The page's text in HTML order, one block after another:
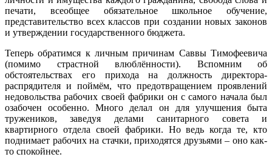
печати, всеобщее обязательное школьное обучение,
представительство всех классов при создании новых законов
и утверждении государственного бюджета.
Теперь обратимся к личным причинам Саввы Тимофеевича
(помимо страстной влюблённости). Вспомним об
обстоятельствах его прихода на должность директора-
распрядителя и поймём, что предотвращением проявлений
недовольства рабочих своей фабрики он с самого начала был
озабочен особенно. Много делал он для улучшения быта
тружеников, заведуя делами санитарного совета и
квартирного отдела своей фабрики. Но ведь когда те, кто
поднимает рабочих на стачки, приходятся друзьями – оно как-
то спокойнее.